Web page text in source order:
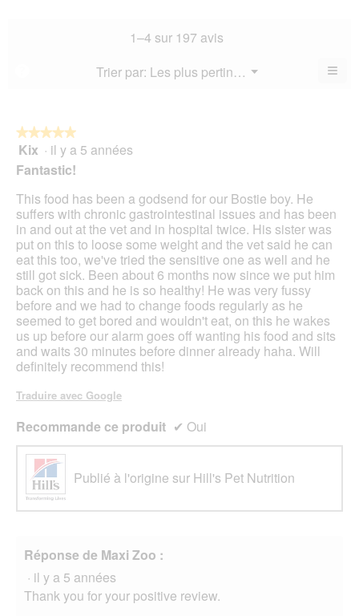
1–4 sur 197 avis
Trier par: Les plus pertinents
▼
Menu ≡
ci-
★★★★★
★★★★★
5
5
étoiles.
Kix · il y a 5 années
Fantastic!
This food has been a godsend for our Bostie boy. He
suffers with chronic gastrointestinal issues and has been
in and out at the vet and in hospital twice. His sister was
put on this to loose some weight and the vet said he can
eat this too, we've tried the sensitive one as well and he
still got sick. Been about 6 months now since we put him
back on this and he is so healthy! He was very fussy
before and we had to change foods regularly as he
seemed to get bored and wouldn't eat, on this he wakes
us up before our alarm goes off wanting his food and sits
and waits 30 minutes before dinner already haha. Will
definitely recommend this!
Traduire avec Google
Recommande ce produit ✔ Oui
Publié à l'origine sur Hill's Pet Nutrition
Réponse de Maxi Zoo :
· il y a 5 années
Thank you for your positive review.